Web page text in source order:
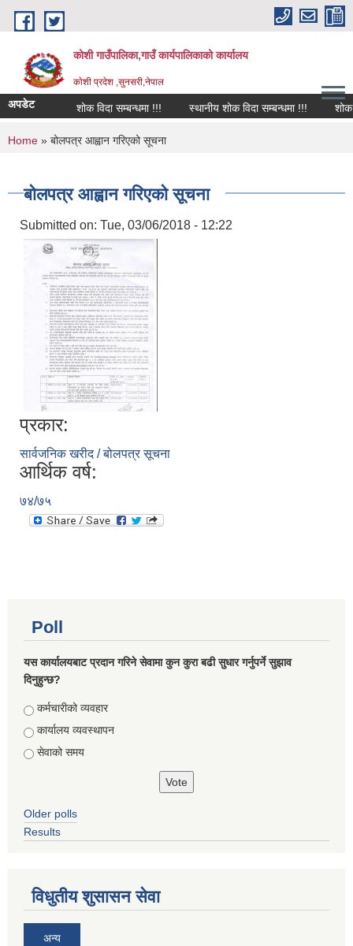
Skip to main content
कोशी गाउँपालिका,गाउँ कार्यपालिकाको कार्यालय
काेशी प्रदेश ,सुनसरी,नेपाल
अपडेट शोक विदा सम्बन्धमा !!! स्थानीय शोक विदा सम्बन्धमा !!! शोक
You are here
Home » बोलपत्र आह्वान गरिएको सूचना
बोलपत्र आह्वान गरिएको सूचना
Submitted on: Tue, 03/06/2018 - 12:22
प्रकार:
सार्वजनिक खरीद / बोलपत्र सूचना
आर्थिक वर्ष:
७४/७५
Poll
यस कार्यालयबाट प्रदान गरिने सेवामा कुन कुरा बढी सुधार गर्नुपर्ने सुझाव
दिनुहुन्छ?
Choices
कर्मचारीको व्यवहार
कार्यालय व्यवस्थापन
सेवाको समय
Older polls
Results
विधुतीय शुसासन सेवा
अन्य